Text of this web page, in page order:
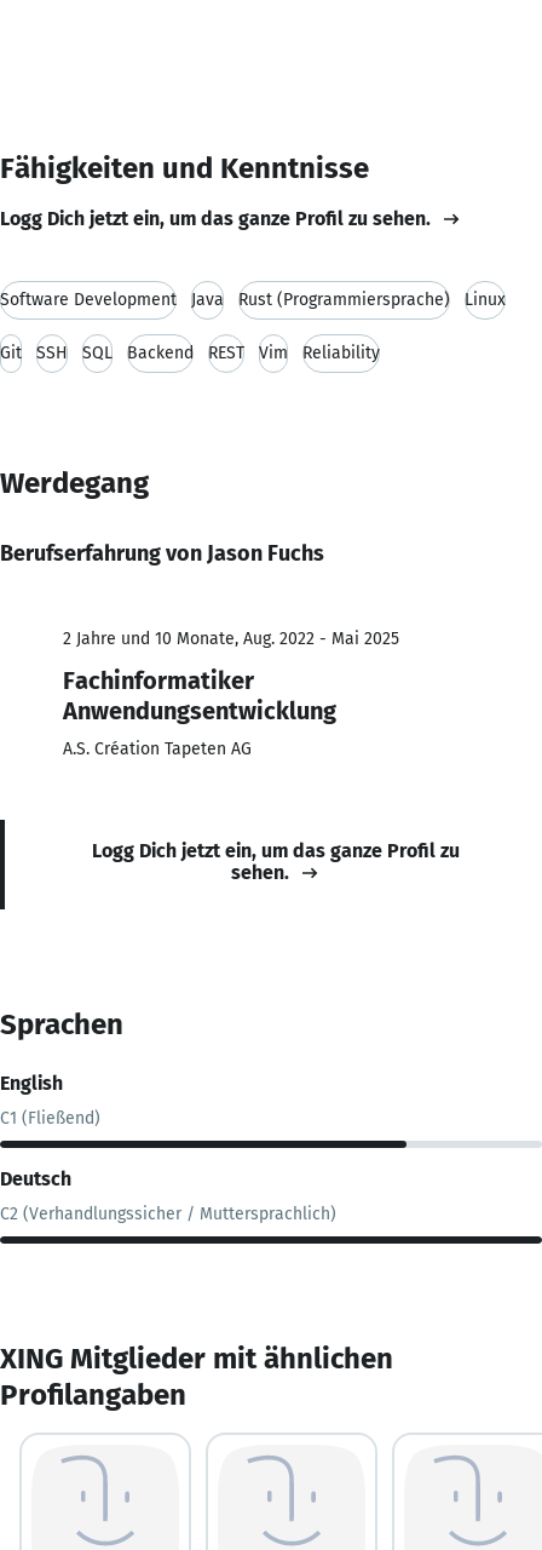
Fähigkeiten und Kenntnisse
Logg Dich jetzt ein, um das ganze Profil zu sehen.
Software Development Java Rust (Programmiersprache) Linux
Git SSH SQL Backend REST Vim Reliability
Werdegang
Berufserfahrung von Jason Fuchs
2 Jahre und 10 Monate, Aug. 2022 - Mai 2025
Fachinformatiker
Anwendungsentwicklung
A.S. Création Tapeten AG
Logg Dich jetzt ein, um das ganze Profil zu
sehen.
Sprachen
English
C1 (Fließend)
Deutsch
C2 (Verhandlungssicher / Muttersprachlich)
XING Mitglieder mit ähnlichen
Profilangaben